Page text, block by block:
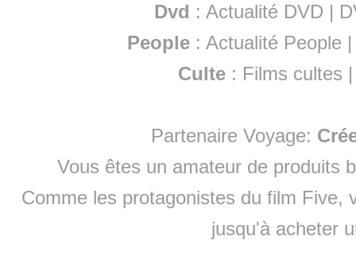
Dvd : Actualité DVD |
People :Actualité People
Culte : Films cultes
Partenaire Voyage:
Vous êtes un amateur de produits
Comme les protagonistes du film Five,
jusqu'à acheter